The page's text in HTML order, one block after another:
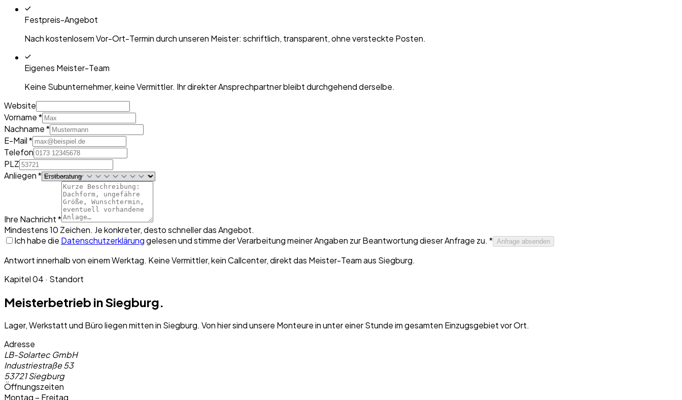
Festpreis-Angebot
Nach kostenlosem Vor-Ort-Termin durch unseren Meister: schriftlich, transparent, ohne versteckte Posten.
Eigenes Meister-Team
Keine Subunternehmer, keine Vermittler. Ihr direkter Ansprechpartner bleibt durchgehend derselbe.
Website
Vorname *
Nachname *
E-Mail *
Telefon
PLZ
Anliegen *
Ihre Nachricht *
Mindestens 10 Zeichen. Je konkreter, desto schneller das Angebot.
Ich habe die Datenschutzerklärunggelesen und stimme der Verarbeitung meiner Angaben zur Beantwortung dieser Anfrage zu. * Anfrage absenden
Antwort innerhalb von einem Werktag. Keine Vermittler, kein Callcenter, direkt das Meister-Team aus Siegburg.
Kapitel 04 · Standort
Meisterbetrieb in Siegburg.
Lager, Werkstatt und Büro liegen mitten in Siegburg. Von hier sind unsere Monteure in unter einer Stunde im gesamten Einzugsgebiet vor Ort.
Adresse
LB-Solartec GmbH
Industriestraße 53
53721 Siegburg
Öffnungszeiten
Montag – Freitag